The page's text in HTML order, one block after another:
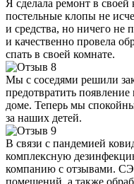
Я сделала ремонт в
постельные клопы не
и средства, но ничего не
и качественно провела
спать в своей комнате.
Мы с соседями решили
предотвратить
доме. Теперь мы
за наших детей.
В связи с пандемией
комплексную
компанию с отзывами.
помещений, а также